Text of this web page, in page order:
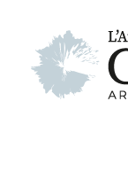
contenu